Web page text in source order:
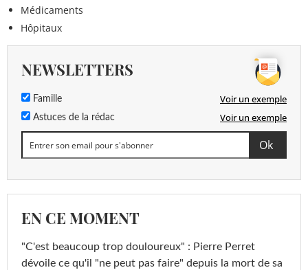
Médicaments
Hôpitaux
NEWSLETTERS
Famille Voir un exemple
Astuces de la rédac Voir un exemple
EN CE MOMENT
"C'est beaucoup trop douloureux" : Pierre Perret
dévoile ce qu'il "ne peut pas faire" depuis la mort de sa